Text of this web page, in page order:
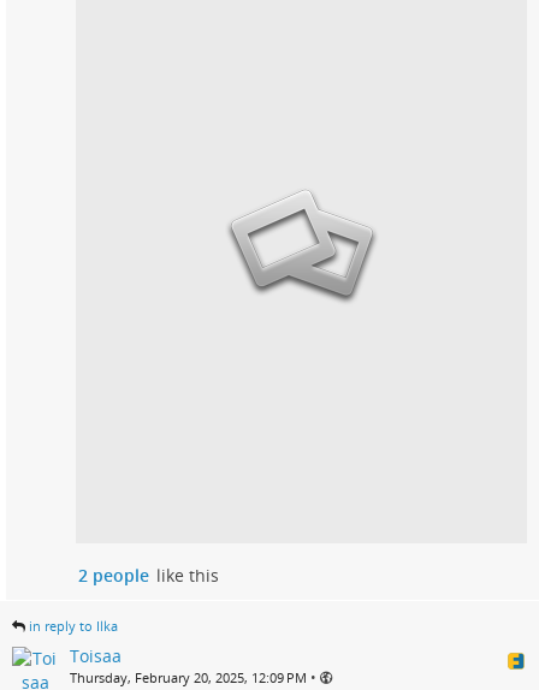
2 people like this
in reply to Ilka
Toisaa
Thursday, February 20, 2025, 12:09 PM •